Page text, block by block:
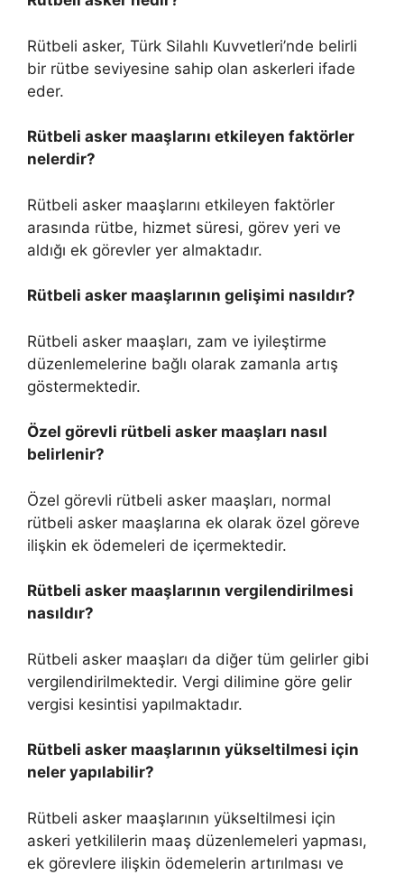
Rütbeli asker, Türk Silahlı Kuvvetleri’nde belirli
bir rütbe seviyesine sahip olan askerleri ifade
eder.
Rütbeli asker maaşlarını etkileyen faktörler
nelerdir?
Rütbeli asker maaşlarını etkileyen faktörler
arasında rütbe, hizmet süresi, görev yeri ve
aldığı ek görevler yer almaktadır.
Rütbeli asker maaşlarının gelişimi nasıldır?
Rütbeli asker maaşları, zam ve iyileştirme
düzenlemelerine bağlı olarak zamanla artış
göstermektedir.
Özel görevli rütbeli asker maaşları nasıl
belirlenir?
Özel görevli rütbeli asker maaşları, normal
rütbeli asker maaşlarına ek olarak özel göreve
ilişkin ek ödemeleri de içermektedir.
Rütbeli asker maaşlarının vergilendirilmesi
nasıldır?
Rütbeli asker maaşları da diğer tüm gelirler gibi
vergilendirilmektedir. Vergi dilimine göre gelir
vergisi kesintisi yapılmaktadır.
Rütbeli asker maaşlarının yükseltilmesi için
neler yapılabilir?
Rütbeli asker maaşlarının yükseltilmesi için
askeri yetkililerin maaş düzenlemeleri yapması,
ek görevlere ilişkin ödemelerin artırılması ve